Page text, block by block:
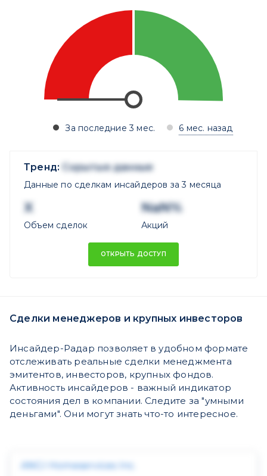
За последние 3 мес. 6 мес. назад
Тренд: Скрытые данные
Данные по сделкам инсайдеров за 3 месяца
X
Объем сделок
NaN%
Акций
ОТКРЫТЬ ДОСТУП
Сделки менеджеров и крупных инвесторов
Инсайдер-Радар позволяет в удобном формате
отслеживать реальные сделки менеджмента
эмитентов, инвесторов, крупных фондов.
Активность инсайдеров - важный индикатор
состояния дел в компании. Следите за "умными
деньгами". Они могут знать что-то интересное.
ANGI Homeservices Inc.